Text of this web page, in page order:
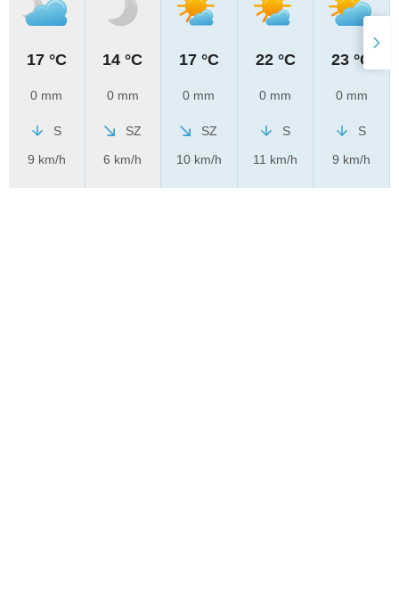
17 °C
0 mm
S
9 km/h
14 °C
0 mm
SZ
6 km/h
17 °C
0 mm
SZ
10 km/h
22 °C
0 mm
S
11 km/h
23 °C
0 mm
S
9 km/h